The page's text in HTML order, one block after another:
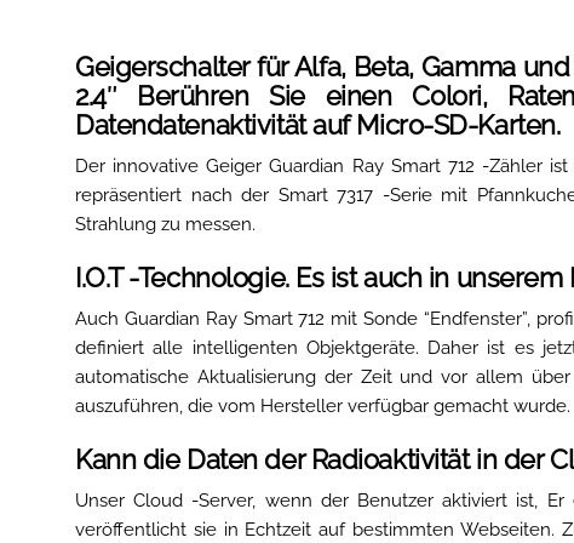
Geigerschalter für Alfa, Beta, Gamma
2.4″ Berühren Sie einen Colori,
Datendatenaktivität auf Micro-SD-Karten.
Der innovative Geiger Guardian Ray Smart 712 -Zähler
repräsentiert nach der Smart 7317 -Serie mit
Strahlung zu messen.
I.O.T -Technologie. Es ist auch in
Auch Guardian Ray Smart 712 mit Sonde “Endfenster”,
definiert alle intelligenten Objektgeräte. Daher ist es
automatische Aktualisierung der Zeit und vor allem
auszuführen, die vom Hersteller verfügbar gemacht wurde.
Kann die Daten der Radioaktivität in der
Unser Cloud -Server, wenn der Benutzer aktiviert ist,
veröffentlicht sie in Echtzeit auf bestimmten Webseiten.